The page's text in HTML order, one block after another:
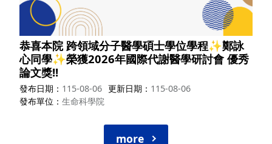
恭喜本院 跨領域分子醫學碩士學位學程✨鄭詠
心同學✨榮獲2026年國際代謝醫學研討會 優秀
論文獎!!
發布日期 115-08-06 更新日期
115-08-06
發布單位
生命科學院
more